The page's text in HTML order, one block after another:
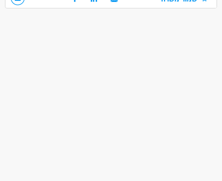
ובקרת מלאי.
עבודה, עם דגש מובהק על עבודה על בניינים שלמים ומבנים